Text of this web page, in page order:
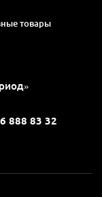
товары
888 83 32